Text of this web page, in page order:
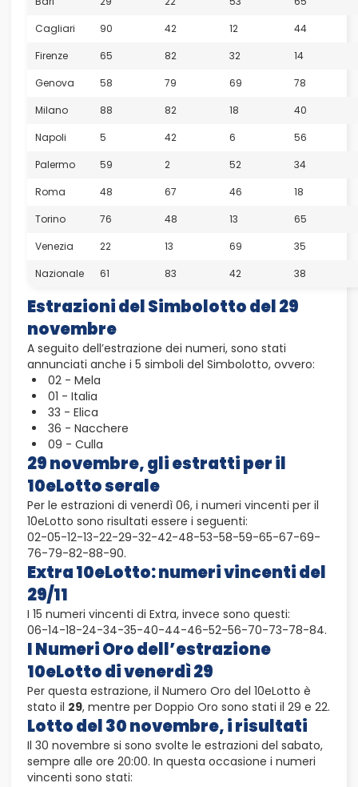
Cagliari
90 42 12
44
Firenze
65 82 32
14
Genova
58 79 69
78
Milano
88 82 18
40
Napoli
5 42 6
56
Palermo
59 2 52
34
Roma
48 67 46
18
Torino
76 48 13
65
Venezia
22 13 69
35
Nazionale
61 83 42 38
Estrazioni del Simbolotto del 29
novembre
A seguito dell’estrazione dei numeri, sono stati
annunciati anche i 5 simboli del Simbolotto, ovvero:
02 - Mela
01 - Italia
33 - Elica
36 - Nacchere
09 - Culla
29 novembre, gli estratti per il
10eLotto serale
Per le estrazioni di venerdì 06, i numeri vincenti per il
10eLotto sono risultati essere i seguenti:
02-05-12-13-22-29-32-42-48-53-58-59-65-67-69-
76-79-82-88-90.
Extra 10eLotto: numeri vincenti del
29/11
I 15 numeri vincenti di Extra, invece sono questi:
06-14-18-24-34-35-40-44-46-52-56-70-73-78-84.
I Numeri Oro dell’estrazione
10eLotto di venerdì 29
Per questa estrazione, il Numero Oro del 10eLotto è
stato il 29, mentre per Doppio Oro sono stati il 29 e 22.
Lotto del 30 novembre, i risultati
Il 30 novembre si sono svolte le estrazioni del sabato,
sempre alle ore 20:00. In questa occasione i numeri
vincenti sono stati: